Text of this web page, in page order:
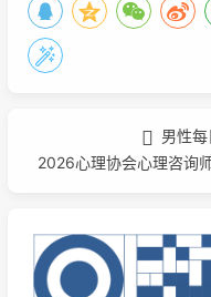
男性
2026心理协会心理咨询